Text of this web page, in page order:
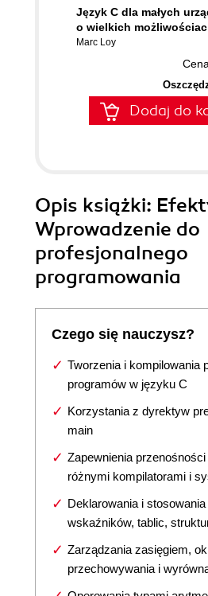
Język C dla małych
o wielkich
Marc Loy
Dodaj do
Opis książki:
Wprowadzenie do
profesjonalnego
programowania
Czego się nauczysz?
Tworzenia i kompilowania
programów w języku C
Korzystania z dyrektyw
main
Zapewnienia
różnymi kompilatorami i
Deklarowania i
wskaźników, tablic,
Zarządzania zasięgiem,
przechowywania i